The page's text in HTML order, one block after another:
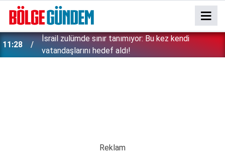
11:28
İsrail zulümde sınır tanımıyor: Bu kez kendi
vatandaşlarını hedef aldı!
11:17
Erken tatil rezervasyonu mağdurları için Ticaret
bakanlığından uyarı: Kesintisiz iade zorunlu!